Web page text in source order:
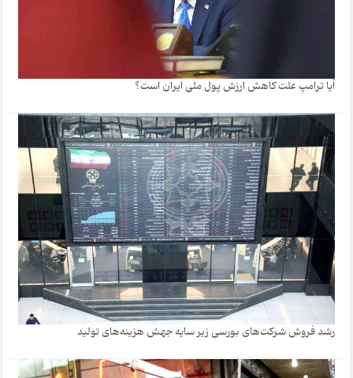
آیا ترامپ علت کاهش ارزش پول ملی ایران است؟
رشد فروش شرکت‌های بورسی زیر سایه جهش هزینه‌های تولید